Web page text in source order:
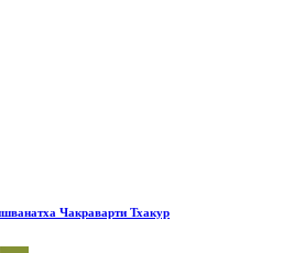
Чакраварти Тхакур